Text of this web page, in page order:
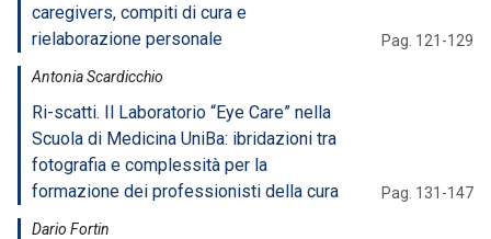
caregivers, compiti di cura e
rielaborazione personale
Pag. 121-129
Antonia Scardicchio
Ri-scatti. Il Laboratorio “Eye Care” nella
Scuola di Medicina UniBa: ibridazioni tra
fotografia e complessità per la
formazione dei professionisti della cura
Pag. 131-147
Dario Fortin